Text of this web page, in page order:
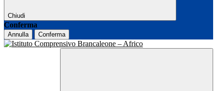
Chiudi
Conferma
Annulla Conferma